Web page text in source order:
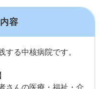
容
する中核病院です。